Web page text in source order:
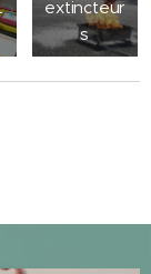
extincteur
s